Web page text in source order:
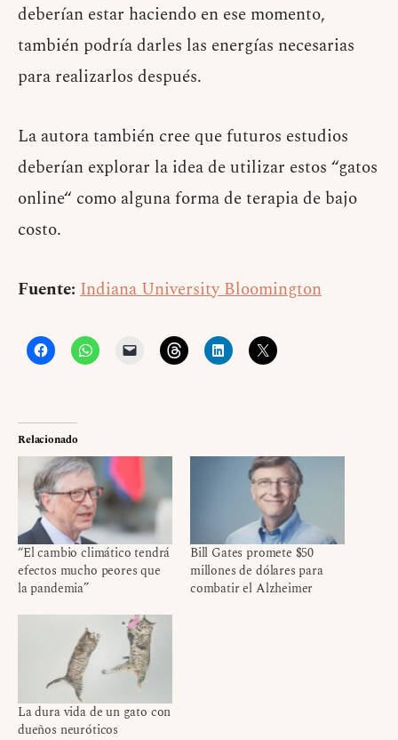
deberían estar haciendo en ese momento,
también podría darles las energías necesarias
para realizarlos después.
La autora también cree que futuros estudios
deberían explorar la idea de utilizar estos “gatos
online“ como alguna forma de terapia de bajo
costo.
Fuente: Indiana University Bloomington
Relacionado
“El cambio climático tendrá
efectos mucho peores que
la pandemia”
Bill Gates promete $50
millones de dólares para
combatir el Alzheimer
La dura vida de un gato con
dueños neuróticos